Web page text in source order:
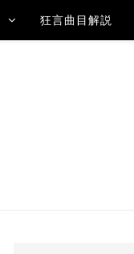
狂言曲目解説